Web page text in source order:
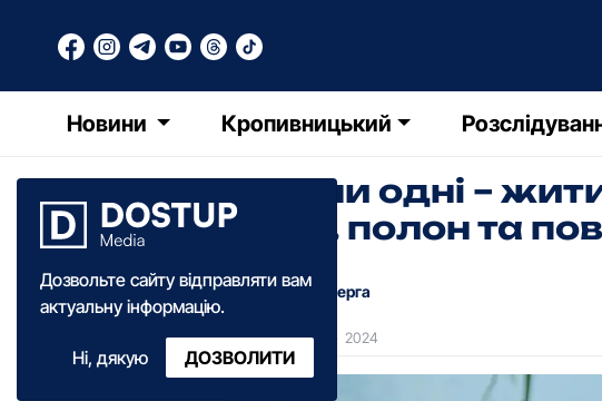
Новини Кропивницький
Дозвольте сайту відправляти вам
актуальну інформацію.
Ні, дякую ДОЗВОЛИТИ
"Плани одні –
війну, полон та
Лілія Кочерга
18:00·22 січня · 2024